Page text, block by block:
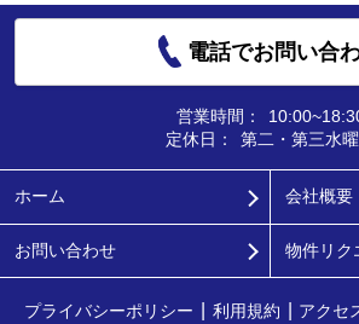
電話でお問い合
営業時間：
定休日：
第二・第三水
ホーム 会社概要
お問い合わせ 物件リク
プライバシーポリシー 利用規約 アクセ